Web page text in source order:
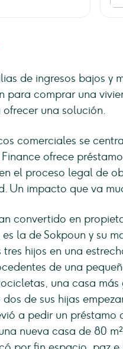
de ingresos bajos y
para comprar una
una solución.
comerciales se
ofrece
el proceso legal de
Un impacto que va
convertido en
la de Sokpoun y su
hijos en una
de una
una casa
de sus hijas
a pedir un préstamo
nueva casa de 80